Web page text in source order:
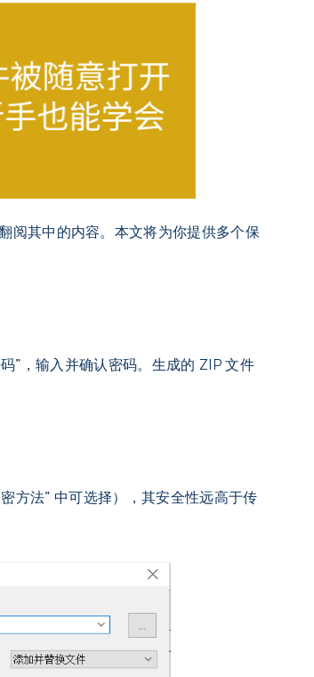
阅其中的内容。本文将为你提供多个保
”，输入并确认密码。生成的 ZIP 文件
方法” 中可选择），其安全性远高于传